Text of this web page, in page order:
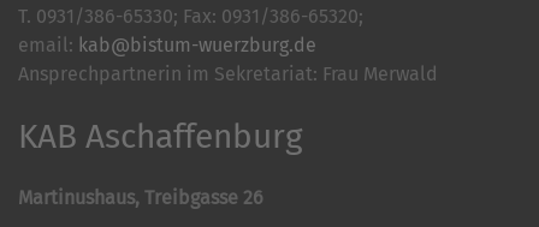
T. 0931/386-65330; Fax: 0931/386-65320;
email: kab@bistum-wuerzburg.de
Ansprechpartnerin im Sekretariat: Frau Merwald
KAB Aschaffenburg
Martinushaus, Treibgasse 26